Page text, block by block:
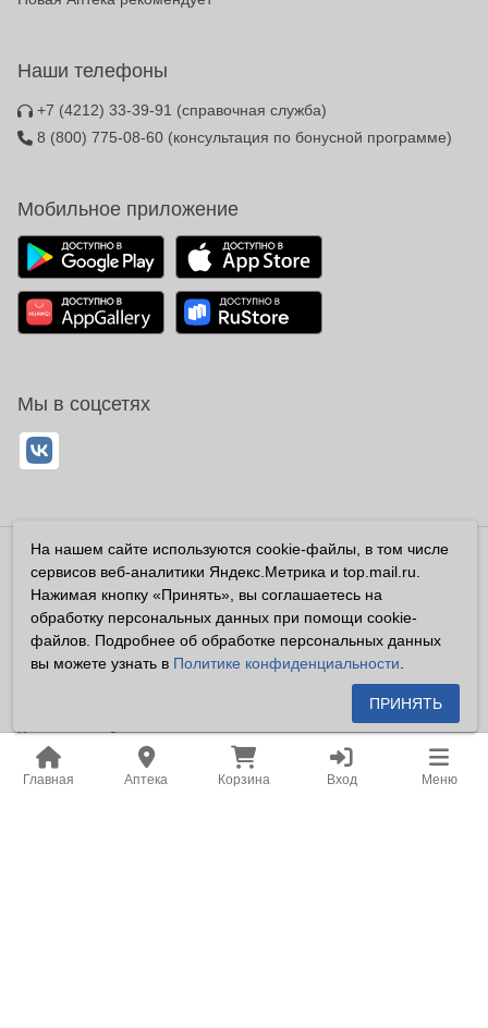
Главная Аптека Корзина Вход Меню
Наши телефоны
+7 (4212) 33-39-91 (справочная служба)
8 (800) 775-08-60 (консультация по бонусной программе)
Мобильное приложение
Мы в соцсетях
Владелец сайта ООО «Суперфарма» ОГРН 1032700302194
Все права защищены ©2026
Информация, размещенная на данном сайте имеет
справочный характер, и не должна восприниматься
посетителями сайта как публичная оферта, предусмотренная
Владелец сайта устанавливает запрет на цитирование,
копирование и размещение информации, размещенной на
настоящем сайте newapteka.ru, включая информацию о
На нашем сайте используются cookie-файлы, в том числе
сервисов веб-аналитики Яндекс.Метрика и top.mail.ru.
Нажимая кнопку «Принять», вы соглашаетесь на
обработку персональных данных при помощи cookie-
файлов. Подробнее об обработке персональных данных
вы можете узнать в Политике конфиденциальности
ПРИНЯТЬ